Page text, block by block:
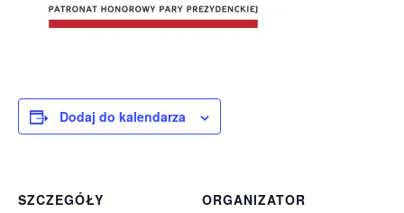
Dodaj do kalendarza
SZCZEGÓŁY
ORGANIZATOR